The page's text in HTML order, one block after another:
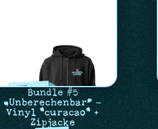
Bundle #5
„Unberechenbar“ –
Vinyl "curacao" +
Zipjacke